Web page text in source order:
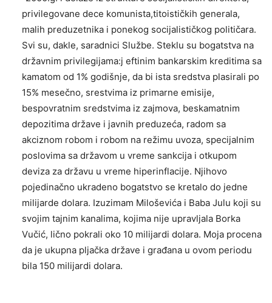
privilegovane dece komunista,titoističkih generala,
malih preduzetnika i ponekog socijalističkog političara.
Svi su, dakle, saradnici Službe. Steklu su bogatstva na
državnim privilegijama:j eftinim bankarskim kreditima sa
kamatom od 1% godišnje, da bi ista sredstva plasirali po
15% mesečno, srestvima iz primarne emisije,
bespovratnim sredstvima iz zajmova, beskamatnim
depozitima države i javnih preduzeća, radom sa
akciznom robom i robom na režimu uvoza, specijalnim
poslovima sa državom u vreme sankcija i otkupom
deviza za državu u vreme hiperinflacije. Njihovo
pojedinačno ukradeno bogatstvo se kretalo do jedne
milijarde dolara. Izuzimam Miloševića i Baba Julu koji su
svojim tajnim kanalima, kojima nije upravljala Borka
Vučić, lično pokrali oko 10 milijardi dolara. Moja procena
da je ukupna pljačka države i građana u ovom periodu
bila 150 milijardi dolara.